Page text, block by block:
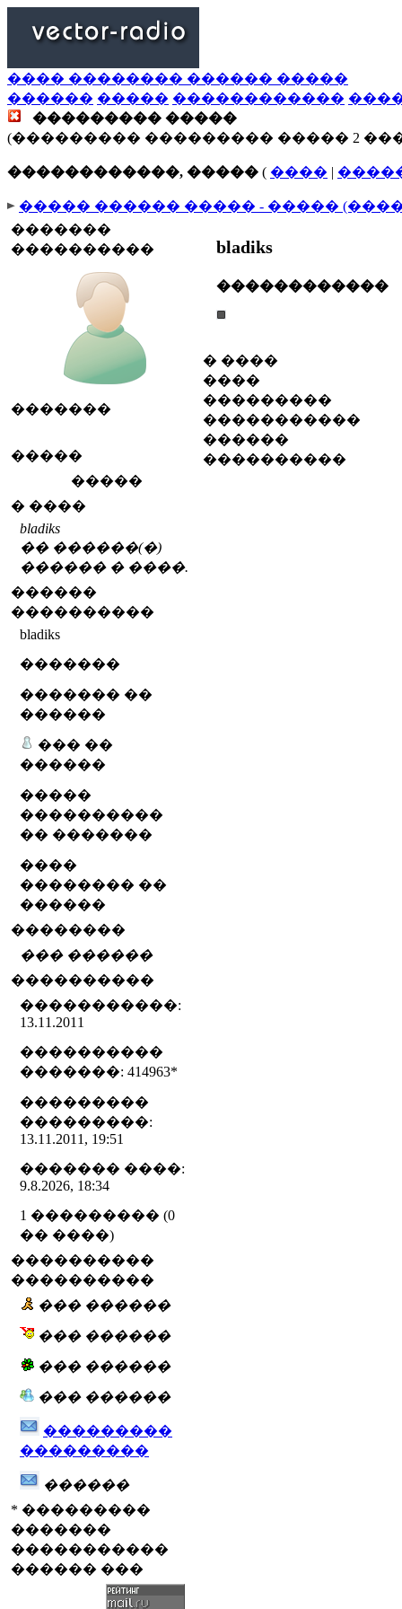
���� �������� ������ �����
������ ����� ������������
��������� �����
(��������� ��������� ����� 2
������������, ����� ( ���� |
����� ������ ����� - �����
�������
����������
�������
�����
�����
� ����
bladiks
�� ������(�)
������ � ����.
������
����������
bladiks
�������
������� ��
������
��� ��
������
�����
����������
�� �������
����
�������� ��
������
��������
��� ������
����������
�����������:
13.11.2011
����������
�������: 414963*
���������
���������:
13.11.2011, 19:51
������� ����:
9.8.2026, 18:34
1 ��������� (0
�� ����)
����������
����������
��� ������
��� ������
��� ������
��� ������
���������
���������
������
* ���������
�������
�����������
������ ���
bladiks
������������
� ����
����
���������
�����������
������
����������